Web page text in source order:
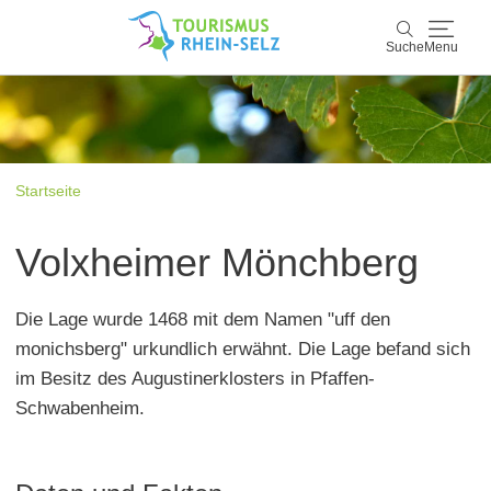
Suche Menu
Suche
Rhein-Selz
Buchen & Service
Startseite
Volxheimer Mönchberg
Die Lage wurde 1468 mit dem Namen "uff den
monichsberg" urkundlich erwähnt. Die Lage befand sich
im Besitz des Augustinerklosters in Pfaffen-
Schwabenheim.